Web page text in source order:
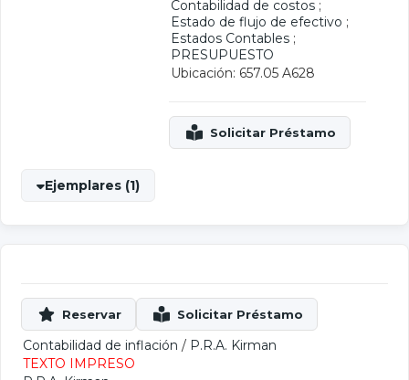
Contabilidad de costos ;
Estado de flujo de efectivo ;
Estados Contables ;
PRESUPUESTO
Ubicación: 657.05 A628
Ejemplares (1)
Contabilidad de inflación / P.R.A. Kirman
TEXTO IMPRESO